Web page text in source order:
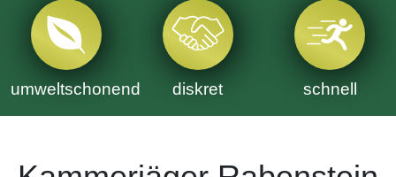
umweltschonend diskret schnell